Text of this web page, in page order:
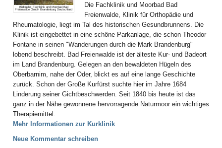
Bildquelle: Fachklinik und Moorbad Bad
Freienwalde GmbH Brandenburg Deutschland
Die Fachklinik und Moorbad Bad
Freienwalde, Klinik für Orthopädie und
Rheumatologie, liegt im Tal des historischen Gesundbrunnens. Die
Klinik ist eingebettet in eine schöne Parkanlage, die schon Theodor
Fontane in seinen "Wanderungen durch die Mark Brandenburg"
lobend beschreibt. Bad Freienwalde ist der älteste Kur- und Badeort
im Land Brandenburg. Gelegen an den bewaldeten Hügeln des
Oberbarnim, nahe der Oder, blickt es auf eine lange Geschichte
zurück. Schon der Große Kurfürst suchte hier im Jahre 1684
Linderung seiner Gichtbeschwerden. Seit 1840 bis heute ist das
ganz in der Nähe gewonnene hervorragende Naturmoor ein wichtiges
Therapiemittel.
Mehr Informationen zur Kurklinik
Neue Kommentar schreiben